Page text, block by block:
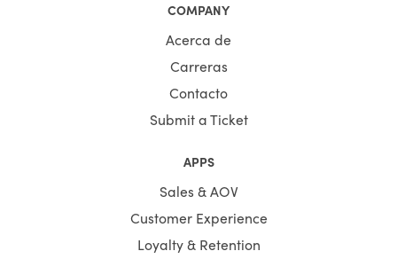
COMPANY
Acerca de
Carreras
Contacto
Submit a Ticket
APPS
Sales & AOV
Customer Experience
Loyalty & Retention